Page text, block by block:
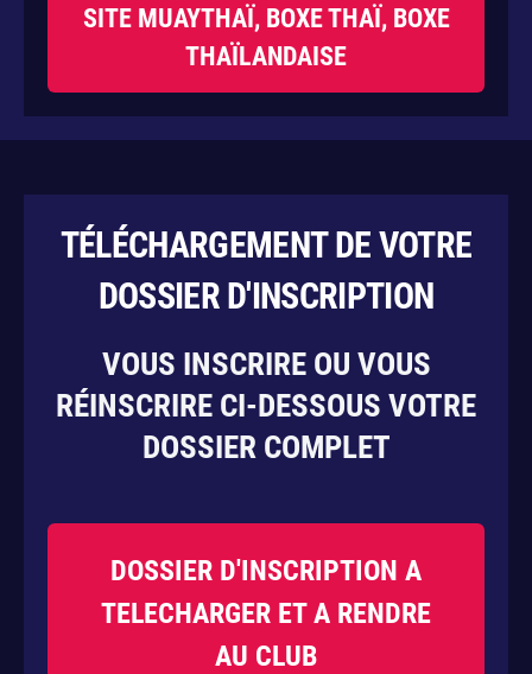
SITE MUAYTHAÏ, BOXE THAÏ, BOXE
THAÏLANDAISE
TÉLÉCHARGEMENT DE VOTRE
DOSSIER D'INSCRIPTION
VOUS INSCRIRE OU VOUS
RÉINSCRIRE CI-DESSOUS VOTRE
DOSSIER COMPLET
DOSSIER D'INSCRIPTION A
TELECHARGER ET A RENDRE
AU CLUB